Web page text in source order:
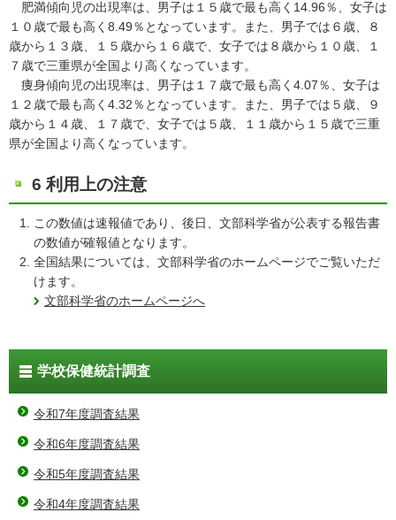
肥満傾向児の出現率は、男子は１５歳で最も高く14.96％、女子は
１０歳で最も高く8.49％となっています。また、男子では６歳、８
歳から１３歳、１５歳から１６歳で、女子では８歳から１０歳、１
７歳で三重県が全国より高くなっています。
痩身傾向児の出現率は、男子は１７歳で最も高く4.07％、女子は
１２歳で最も高く4.32％となっています。また、男子では５歳、９
歳から１４歳、１７歳で、女子では５歳、１１歳から１５歳で三重
県が全国より高くなっています。
6 利用上の注意
この数値は速報値であり、後日、文部科学省が公表する報告書
の数値が確報値となります。
全国結果については、文部科学省のホームページでご覧いただ
けます。
文部科学省のホームページへ
学校保健統計調査
令和7年度調査結果
令和6年度調査結果
令和5年度調査結果
令和4年度調査結果